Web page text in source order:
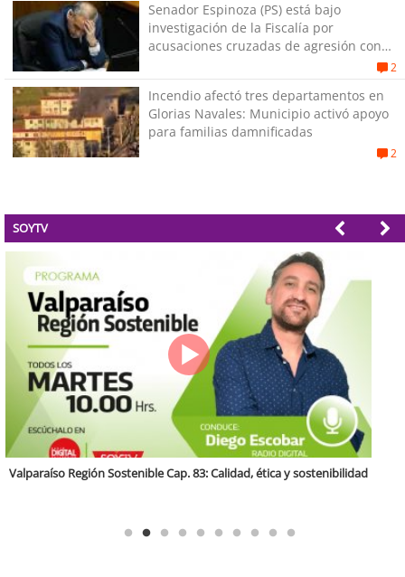
Senador Espinoza (PS) está bajo
investigación de la Fiscalía por
acusaciones cruzadas de agresión con
2
Incendio afectó tres departamentos en
Glorias Navales: Municipio activó apoyo
para familias damnificadas
2
SOYTV